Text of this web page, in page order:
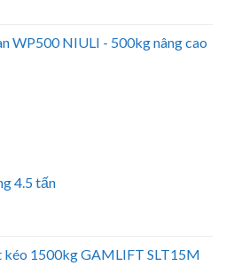
WP500 NIULI - 500kg nâng cao
4.5 tấn
kéo 1500kg GAMLIFT SLT15M